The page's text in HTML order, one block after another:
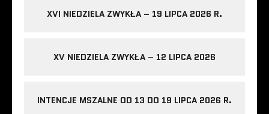
XVI NIEDZIELA ZWYKŁA – 19 LIPCA 2026 R.
XV NIEDZIELA ZWYKŁA – 12 LIPCA 2026
INTENCJE MSZALNE OD 13 DO 19 LIPCA 2026 R.